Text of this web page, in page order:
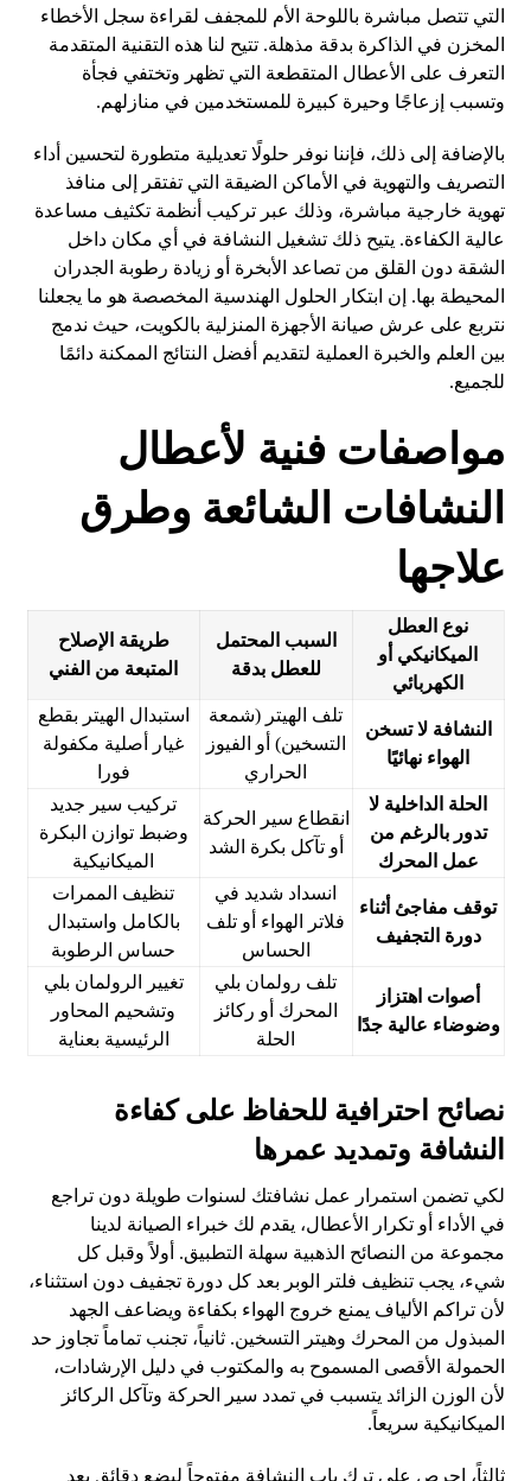
التي تتصل مباشرة باللوحة الأم للمجفف لقراءة سجل الأخطاء
المخزن في الذاكرة بدقة مذهلة. تتيح لنا هذه التقنية المتقدمة
التعرف على الأعطال المتقطعة التي تظهر وتختفي فجأة
وتسبب إزعاجًا وحيرة كبيرة للمستخدمين في منازلهم.
بالإضافة إلى ذلك، فإننا نوفر حلولًا تعديلية متطورة لتحسين أداء
التصريف والتهوية في الأماكن الضيقة التي تفتقر إلى منافذ
تهوية خارجية مباشرة، وذلك عبر تركيب أنظمة تكثيف مساعدة
عالية الكفاءة. يتيح ذلك تشغيل النشافة في أي مكان داخل
الشقة دون القلق من تصاعد الأبخرة أو زيادة رطوبة الجدران
المحيطة بها. إن ابتكار الحلول الهندسية المخصصة هو ما يجعلنا
نتربع على عرش صيانة الأجهزة المنزلية بالكويت، حيث ندمج
بين العلم والخبرة العملية لتقديم أفضل النتائج الممكنة دائمًا
للجميع.
مواصفات فنية لأعطال
النشافات الشائعة وطرق
علاجها
نوع العطل
الميكانيكي أو
الكهربائي
السبب المحتمل
للعطل بدقة
طريقة الإصلاح
المتبعة من الفني
النشافة لا تسخن
الهواء نهائيًا
تلف الهيتر (شمعة
التسخين) أو الفيوز
الحراري
استبدال الهيتر بقطع
غيار أصلية مكفولة
فورا
الحلة الداخلية لا
تدور بالرغم من
عمل المحرك
انقطاع سير الحركة
أو تآكل بكرة الشد
تركيب سير جديد
وضبط توازن البكرة
الميكانيكية
توقف مفاجئ أثناء
دورة التجفيف
انسداد شديد في
فلاتر الهواء أو تلف
الحساس
تنظيف الممرات
بالكامل واستبدال
حساس الرطوبة
أصوات اهتزاز
وضوضاء عالية جدًا
تلف رولمان بلي
المحرك أو ركائز
الحلة
تغيير الرولمان بلي
وتشحيم المحاور
الرئيسية بعناية
نصائح احترافية للحفاظ على كفاءة
النشافة وتمديد عمرها
لكي تضمن استمرار عمل نشافتك لسنوات طويلة دون تراجع
في الأداء أو تكرار الأعطال، يقدم لك خبراء الصيانة لدينا
مجموعة من النصائح الذهبية سهلة التطبيق. أولاً وقبل كل
شيء، يجب تنظيف فلتر الوبر بعد كل دورة تجفيف دون استثناء،
لأن تراكم الألياف يمنع خروج الهواء بكفاءة ويضاعف الجهد
المبذول من المحرك وهيتر التسخين. ثانياً، تجنب تماماً تجاوز حد
الحمولة الأقصى المسموح به والمكتوب في دليل الإرشادات،
لأن الوزن الزائد يتسبب في تمدد سير الحركة وتآكل الركائز
الميكانيكية سريعاً.
ثالثاً، احرص على ترك باب النشافة مفتوحاً لبضع دقائق بعد